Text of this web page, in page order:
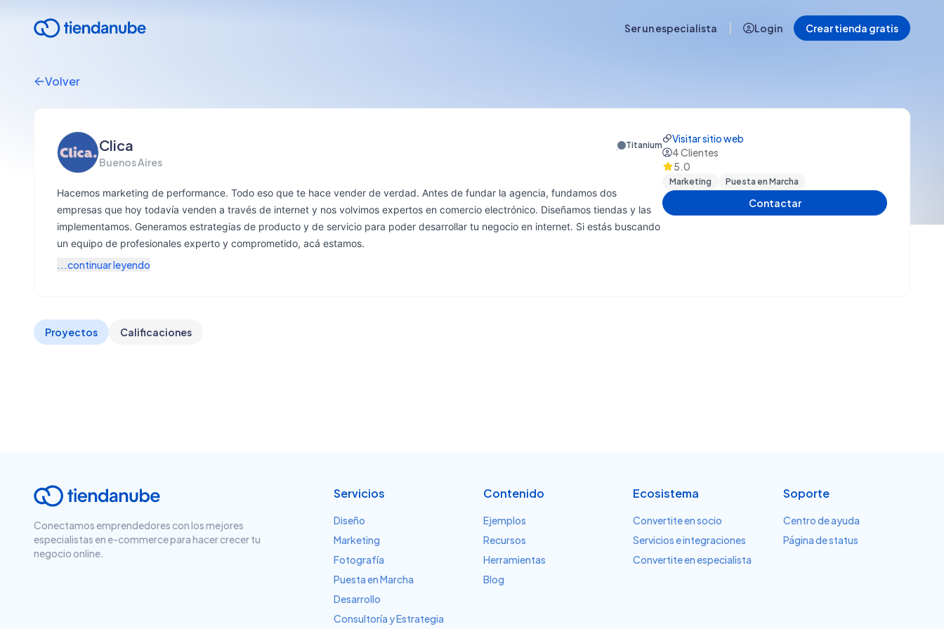
Ser un especialista Login Crear tienda gratis
Volver
Clica Titanium
Buenos Aires
Hacemos marketing de performance. Todo eso que te hace vender de verdad. Antes de fundar la agencia, fundamos dos
empresas que hoy todavía venden a través de internet y nos volvimos expertos en comercio electrónico. Diseñamos tiendas y las
implementamos. Generamos estrategias de producto y de servicio para poder desarrollar tu negocio en internet. Si estás buscando
un equipo de profesionales experto y comprometido, acá estamos.
...continuar leyendo
Visitar sitio web
4Clientes
5.0
Marketing Puesta en Marcha
Contactar
Proyectos Calificaciones
Conectamos emprendedores con los mejores
especialistas en e-commerce para hacer crecer tu
negocio online.
Servicios
Diseño
Marketing
Fotografía
Puesta en Marcha
Desarrollo
Consultoría y Estrategia
Contenido
Ejemplos
Recursos
Herramientas
Blog
Ecosistema
Convertite en socio
Servicios e integraciones
Convertite en especialista
Soporte
Centro de ayuda
Página de status